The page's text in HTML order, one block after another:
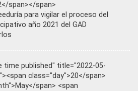
span></span>
para vigilar el proceso del
año 2021 del GAD
time published" title="2022-05-
class="day">20</span>
span> <span